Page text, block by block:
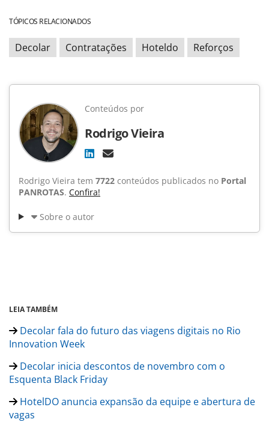
TÓPICOS RELACIONADOS
Decolar Contratações Hoteldo Reforços
Conteúdos por
Rodrigo Vieira
Rodrigo Vieira tem 7722 conteúdos publicados no Portal
PANROTAS. Confira!
Sobre o autor
LEIA TAMBÉM
Decolar fala do futuro das viagens digitais no Rio
Innovation Week
Decolar inicia descontos de novembro com o
Esquenta Black Friday
HotelDO anuncia expansão da equipe e abertura de
vagas